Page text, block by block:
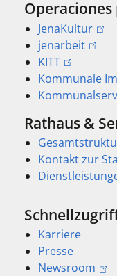
JenaKultur
jenarbeit
KITT
Kommunale
Rathaus &
Kontakt zur
Karriere
Presse
Newsroom